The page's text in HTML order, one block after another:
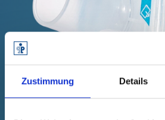
Zustimmung Details